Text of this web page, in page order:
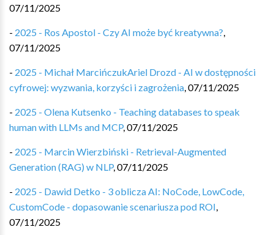
07/11/2025
- 2025 - Ros Apostol - Czy AI może być kreatywna?,
07/11/2025
- 2025 - Michał MarcińczukAriel Drozd - AI w dostępności
cyfrowej: wyzwania, korzyści i zagrożenia,07/11/2025
- 2025 - Olena Kutsenko - Teaching databases to speak
human with LLMs and MCP,07/11/2025
- 2025 - Marcin Wierzbiński - Retrieval-Augmented
Generation (RAG) w NLP,07/11/2025
- 2025 - Dawid Detko - 3 oblicza AI: NoCode, LowCode,
CustomCode - dopasowanie scenariusza pod ROI,
07/11/2025